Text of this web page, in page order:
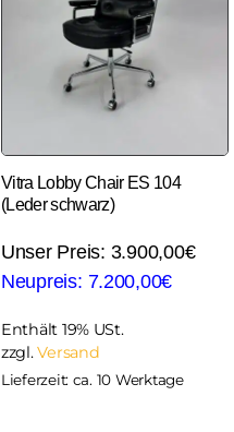
Vitra Lobby Chair ES 104
(Leder schwarz)
3.900,00€
7.200,00€
Enthält 19% USt.
zzgl.Versand
Lieferzeit: ca. 10 Werktage